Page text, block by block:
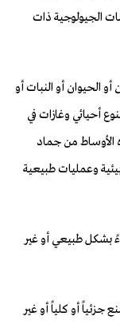
الجيولوجية ذات
الحيوان أو النبات أو
أحيائي وغازات في
الأوساط من جماد
وعمليات طبيعية
بشكل طبيعي أو غير
أو كلياً أو غير